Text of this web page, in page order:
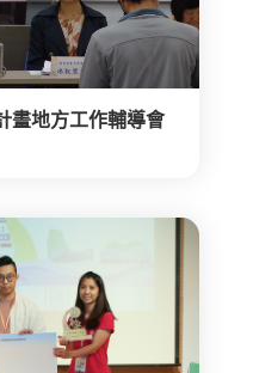
畫地方工作輔導會